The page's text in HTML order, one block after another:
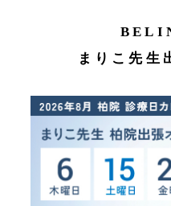
まりこ先生